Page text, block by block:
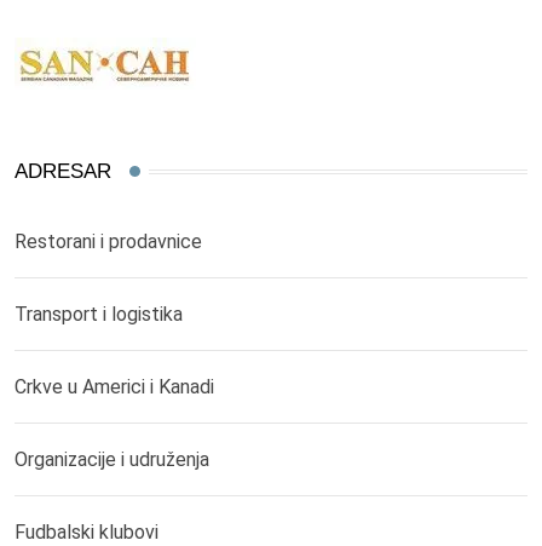
ADRESAR
Restorani i prodavnice
Transport i logistika
Crkve u Americi i Kanadi
Organizacije i udruženja
Fudbalski klubovi